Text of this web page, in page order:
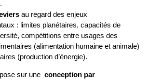
au regard des enjeux
: limites planétaires, capacités de
compétitions entre usages des
(alimentation humaine et animale)
(production d’énergie).
sur une conception par